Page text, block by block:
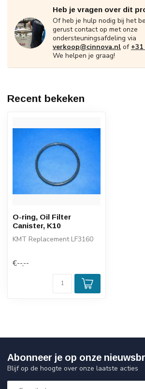
Heb je vragen over dit
Of heb je hulp nodig bij het
gerust contact op met onze
ondersteuningsafdeling via
verkoop@cinnova.nl of +31
We helpen je graag!
Recent bekeken
O-ring, Oil Filter
Canister, K10
KMT Replacement LF3160
€--,--
Abonneer je op onze
Blijf op de hoogte over onze laatste acties